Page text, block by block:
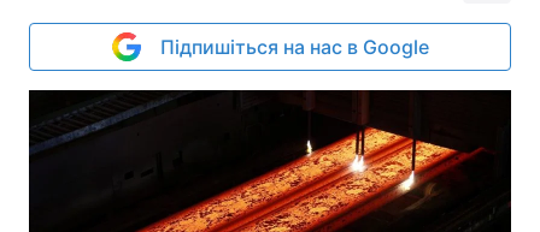
Підпишіться на нас в Google